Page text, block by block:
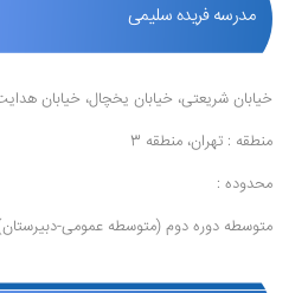
مدرسه فریده سلیمی
خیابان شریعتی، خیابان یخچال، خیابان هدایت
منطقه : تهران، منطقه 3
محدوده :
متوسطه دوره دوم (متوسطه عمومی-